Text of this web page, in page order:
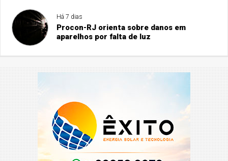
Há 7 dias
Procon-RJ orienta sobre danos em
aparelhos por falta de luz